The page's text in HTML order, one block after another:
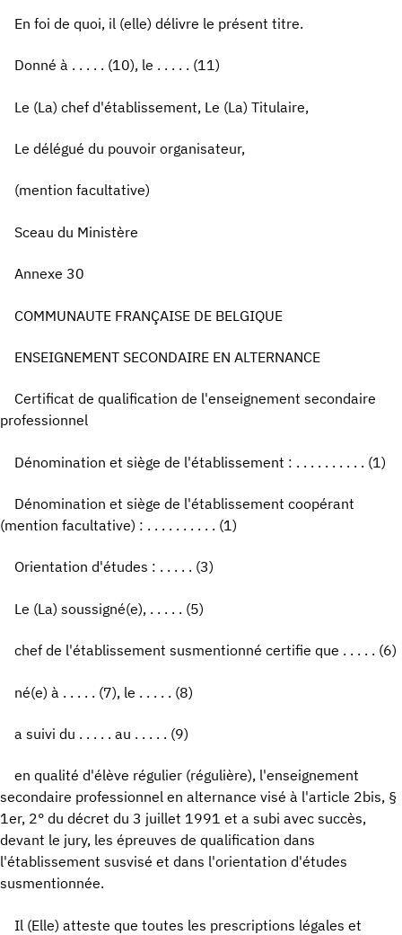
En foi de quoi, il (elle) délivre le présent titre.
Donné à . . . . . (10), le . . . . . (11)
Le (La) chef d'établissement, Le (La) Titulaire,
Le délégué du pouvoir organisateur,
(mention facultative)
Sceau du Ministère
Annexe 30
COMMUNAUTE FRANÇAISE DE BELGIQUE
ENSEIGNEMENT SECONDAIRE EN ALTERNANCE
Certificat de qualification de l'enseignement secondaire
professionnel
Dénomination et siège de l'établissement : . . . . . . . . . . (1)
Dénomination et siège de l'établissement coopérant
(mention facultative) : . . . . . . . . . . (1)
Orientation d'études : . . . . . (3)
Le (La) soussigné(e), . . . . . (5)
chef de l'établissement susmentionné certifie que . . . . . (6)
né(e) à . . . . . (7), le . . . . . (8)
a suivi du . . . . . au . . . . . (9)
en qualité d'élève régulier (régulière), l'enseignement
secondaire professionnel en alternance visé à l'article 2bis, §
1er, 2° du décret du 3 juillet 1991 et a subi avec succès,
devant le jury, les épreuves de qualification dans
l'établissement susvisé et dans l'orientation d'études
susmentionnée.
Il (Elle) atteste que toutes les prescriptions légales et